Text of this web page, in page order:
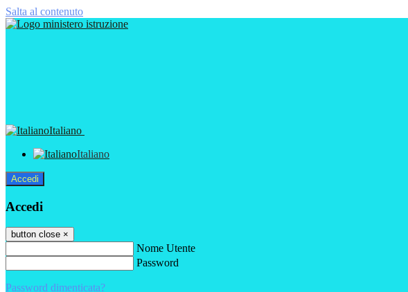
Salta al contenuto
Italiano
Italiano
Accedi
Accedi
button close ×
Nome Utente
Password
Password dimenticata?